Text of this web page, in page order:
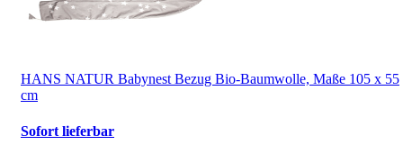
HANS NATUR Babynest Bezug Bio-Baumwolle, Maße 105 x 55
cm
Sofort lieferbar